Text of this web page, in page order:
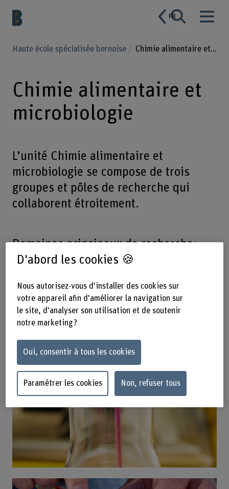
FR
Haute école spécialisée bernoise Chimie alimentaire et microbiologie
Chimie alimentaire et
microbiologie
L’unité Chimie alimentaire et
microbiologie se compose de trois
groupes et pôles de recherche qui
collaborent étroitement.
Domaines principaux de recherche:
Chimie et analytique alimentaires
D'abord les cookies 🍪
Nous autorisez-vous d'installer des cookies sur
votre appareil afin d'améliorer la navigation sur
le site, d'analyser son utilisation et de soutenir
notre marketing ?
Oui, consentir à tous les cookies
Paramétrer les cookies Non, refuser tous